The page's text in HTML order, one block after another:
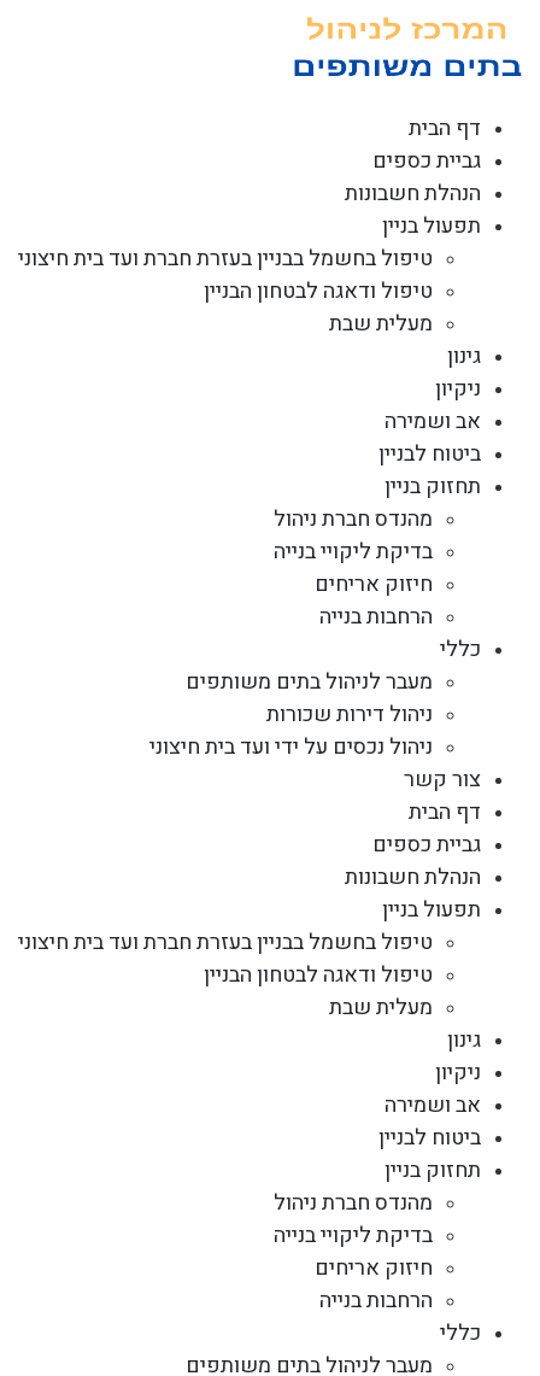
דף הבית
גביית כספים
הנהלת חשבונות
תפעול בניין
טיפול בחשמל בבניין בעזרת חברת ועד בית חיצוני
טיפול ודאגה לבטחון הבניין
מעלית שבת
גינון
ניקיון
אב ושמירה
ביטוח לבניין
תחזוק בניין
מהנדס חברת ניהול
בדיקת ליקויי בנייה
חיזוק אריחים
הרחבות בנייה
כללי
מעבר לניהול בתים משותפים
ניהול דירות שכורות
ניהול נכסים על ידי ועד בית חיצוני
צור קשר
דף הבית
גביית כספים
הנהלת חשבונות
תפעול בניין
טיפול בחשמל בבניין בעזרת חברת ועד בית חיצוני
טיפול ודאגה לבטחון הבניין
מעלית שבת
גינון
ניקיון
אב ושמירה
ביטוח לבניין
תחזוק בניין
מהנדס חברת ניהול
בדיקת ליקויי בנייה
חיזוק אריחים
הרחבות בנייה
כללי
מעבר לניהול בתים משותפים